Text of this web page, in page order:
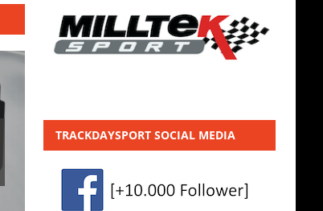
TRACKDAYSPORT SOCIAL MEDIA